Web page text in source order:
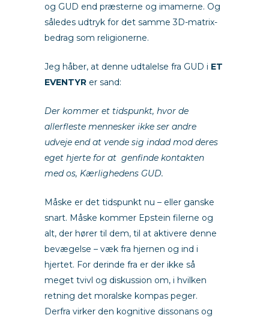
og GUD end præsterne og imamerne. Og
således udtryk for det samme 3D-matrix-
bedrag som religionerne.
Jeg håber, at denne udtalelse fra GUD i ET
EVENTYR er sand:
Der kommer et tidspunkt, hvor de
allerfleste mennesker ikke ser andre
udveje end at vende sig indad mod deres
eget hjerte for at genfinde kontakten
med os, Kærlighedens GUD.
Måske er det tidspunkt nu – eller ganske
snart. Måske kommer Epstein filerne og
alt, der hører til dem, til at aktivere denne
bevægelse – væk fra hjernen og ind i
hjertet. For derinde fra er der ikke så
meget tvivl og diskussion om, i hvilken
retning det moralske kompas peger.
Derfra virker den kognitive dissonans og